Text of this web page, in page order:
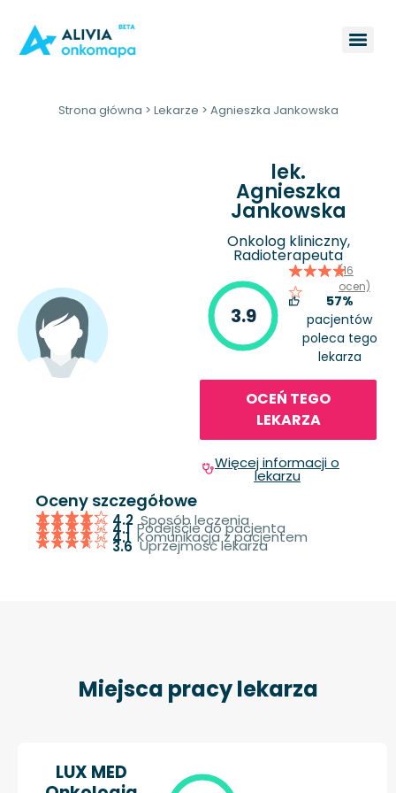
Strona główna > Lekarze > Agnieszka Jankowska
lek.
Agnieszka
Jankowska
Onkolog kliniczny,
Radioterapeuta
3.9
(16
ocen)
57%
pacjentów
poleca tego
lekarza
OCEŃ TEGO
LEKARZA
Więcej informacji o
lekarzu
Oceny szczegółowe
4.2 Sposób leczenia
4.1 Podejście do pacjenta
4.1 Komunikacja z pacjentem
3.6 Uprzejmość lekarza
Miejsca pracy lekarza
LUX MED